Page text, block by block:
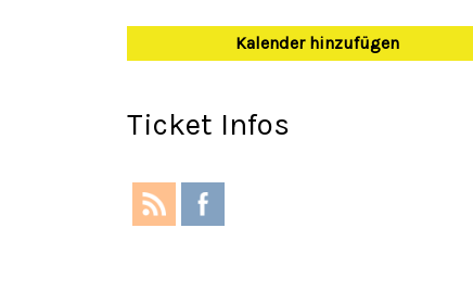
Kalender hinzufügen
Ticket Infos